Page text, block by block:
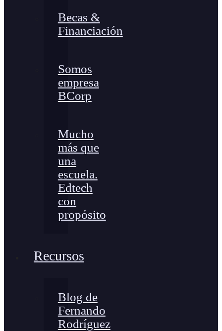
Becas &
Financiación
Somos
empresa
BCorp
Mucho
más que
una
escuela.
Edtech
con
propósito
Recursos
Blog de
Fernando
Rodríguez